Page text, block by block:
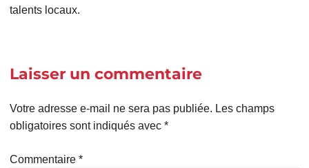
talents locaux.
Laisser un commentaire
Votre adresse e-mail ne sera pas publiée. Les champs
obligatoires sont indiqués avec *
Commentaire *